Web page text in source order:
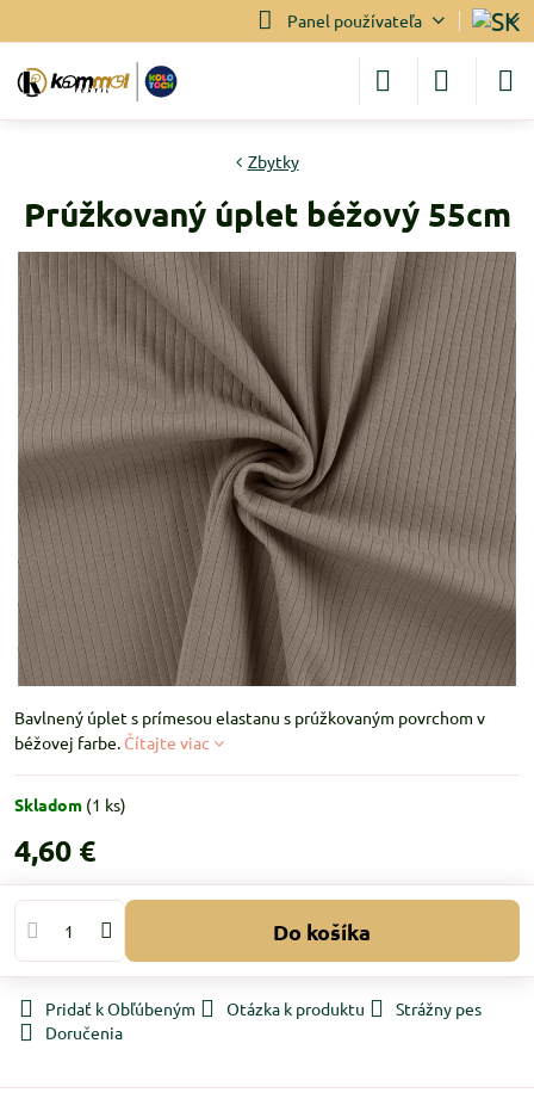
Panel používateľa
Zbytky
Prúžkovaný úplet béžový 55cm
Bavlnený úplet s prímesou elastanu s prúžkovaným povrchom v
béžovej farbe. Čítajte viac
Skladom (1 ks)
4,60 €
Do košíka
Pridať k Obľúbeným Otázka k produktu
Strážny pes
Doručenia